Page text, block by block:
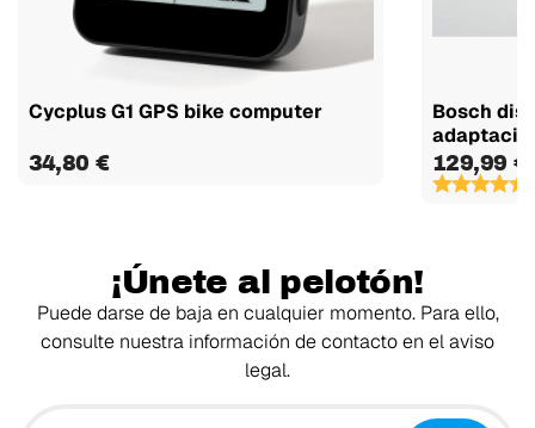
Cycplus G1 GPS bike computer
34,80 €
Bosch
129,99 €
¡Únete al pelotón!
Puede darse de baja en cualquier momento. Para ello,
consulte nuestra información de contacto en el aviso
legal.